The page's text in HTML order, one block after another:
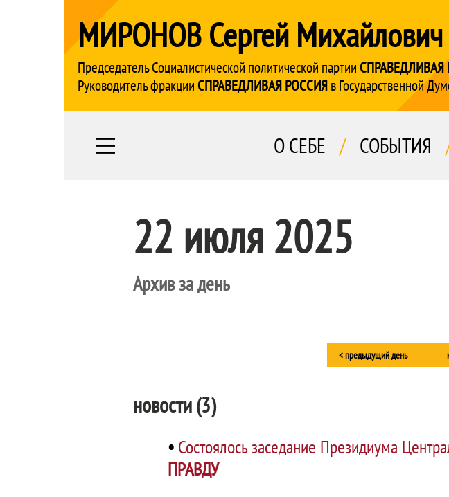
МИРОНОВ Сергей Михайлович
Председатель Социалистической политической партии СПРАВЕДЛИВАЯ
Руководитель фракции СПРАВЕДЛИВАЯ РОССИЯв Государственной
О СЕБЕ / СОБЫТИЯ
22 июля 2025
Архив за день
< предыдущий день
новости (3)
• Состоялось заседание Президиума
ПРАВДУ